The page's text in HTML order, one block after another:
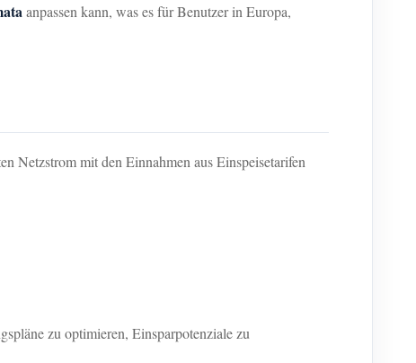
anpassen kann, was es für Benutzer in Europa,
Netzstrom mit den Einnahmen aus Einspeisetarifen
zu optimieren, Einsparpotenziale zu